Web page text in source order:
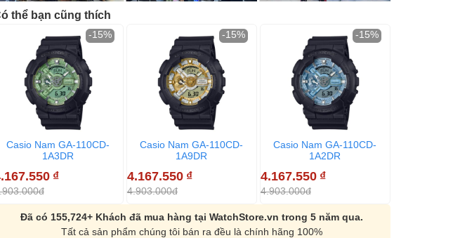
thể bạn cũng thích
Casio Nam GA-110CD-
1A3DR
₫
-15%
Casio Nam GA-110CD-
1A9DR
4.167.550 ₫
4.903.000đ
-15%
Casio Nam GA-110CD-
1A2DR
4.167.550 ₫
4.903.000đ
-15%
Đã có 155,724+ Khách đã mua hàng tại WatchStore.vn trong 5 năm qua.
Tất cả sản phẩm chúng tôi bán ra đều là chính hãng 100%